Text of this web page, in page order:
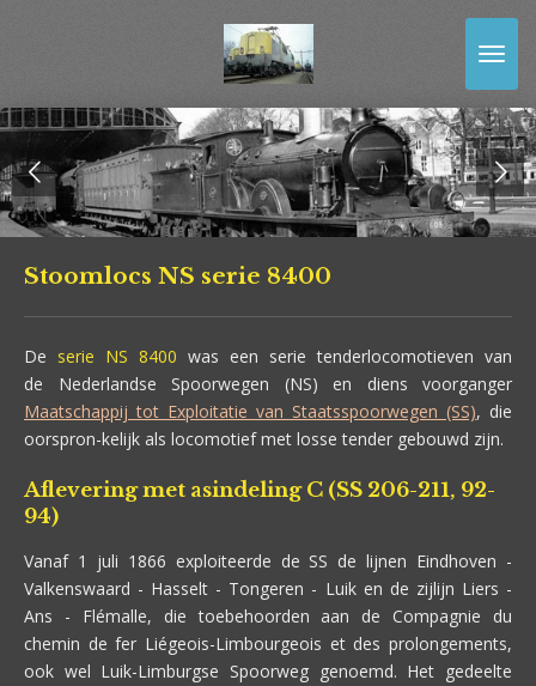
de
hoofdinhoud
Stoomlocs NS serie 8400
De serie NS 8400 was een serie tenderlocomotieven van
de Nederlandse Spoorwegen (NS) en diens voorganger
Maatschappij tot Exploitatie van Staatsspoorwegen (SS), die
oorspron-kelijk als locomotief met losse tender gebouwd zijn.
Aflevering met asindeling C (SS 206-211, 92-
94)
Vanaf 1 juli 1866 exploiteerde de SS de lijnen Eindhoven -
Valkenswaard - Hasselt - Tongeren - Luik en de zijlijn Liers -
Ans - Flémalle, die toebehoorden aan de Compagnie du
chemin de fer Liégeois-Limbourgeois et des prolongements,
ook wel Luik-Limburgse Spoorweg genoemd. Het gedeelte